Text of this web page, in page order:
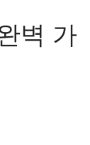
벽 가